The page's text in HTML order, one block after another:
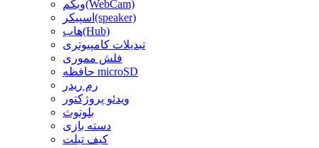
وبکم(WebCam)
اسپیکر(speaker)
هاب(Hub)
تبدیلات کامپیوتری
فلش مموری
حافظه microSD
رم ریدر
ویدئو پروژکتور
بلوتوث
دسته بازی
کیف تبلت